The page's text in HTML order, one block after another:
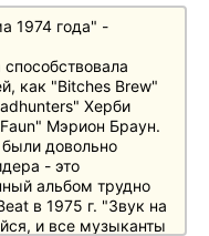
1974 года" -
как "Bitches Brew"
Херби
Мэрион Браун.
довольно
- это
альбом трудно
в 1975 г. "Звук на
и все музыканты